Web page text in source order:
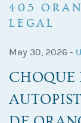
405
LEGAL
May 30, 2026 -
CHOQUE